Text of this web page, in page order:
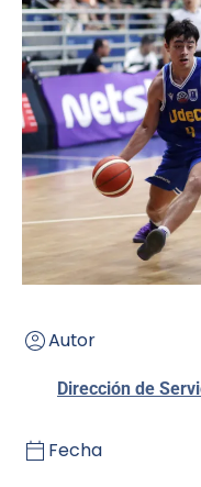
Autor
Dirección de
Fecha